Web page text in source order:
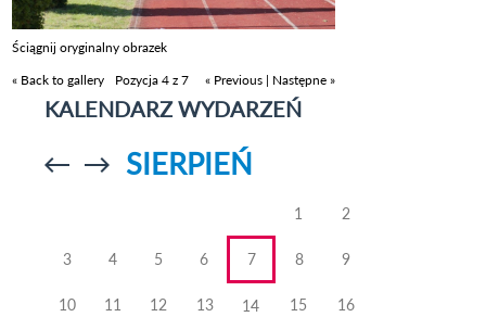
Ściągnij oryginalny obrazek
« Back to gallery
Pozycja 4 z 7 « Previous | Następne »
KALENDARZ WYDARZEŃ
Przejdź doPrzejdź do
SIERPIEŃ
1 2
3 4 5 6 7 8 9
10 11 12 13 14 15 16